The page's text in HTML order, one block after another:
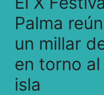
Palma
un millar
en torno
isla